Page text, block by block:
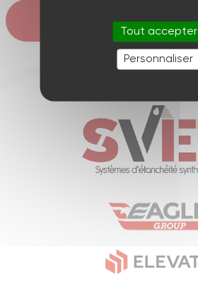
Tout accepter
Personnaliser